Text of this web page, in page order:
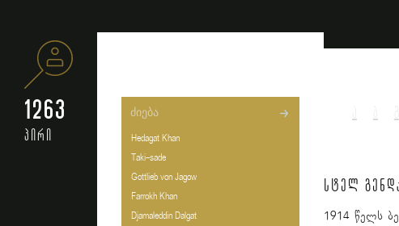
1263
პირი
Hedagat Khan
Taki-sade
Gottlieb von Jagow
Farrokh Khan
Djamaleddin Dalgat
სტელ
1914 წელს